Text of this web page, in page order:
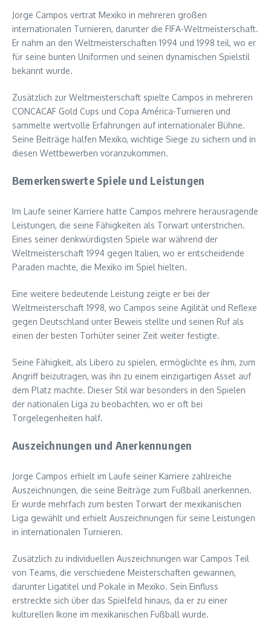
Jorge Campos vertrat Mexiko in mehreren großen
internationalen Turnieren, darunter die FIFA-Weltmeisterschaft.
Er nahm an den Weltmeisterschaften 1994 und 1998 teil, wo er
für seine bunten Uniformen und seinen dynamischen Spielstil
bekannt wurde.
Zusätzlich zur Weltmeisterschaft spielte Campos in mehreren
CONCACAF Gold Cups und Copa América-Turnieren und
sammelte wertvolle Erfahrungen auf internationaler Bühne.
Seine Beiträge halfen Mexiko, wichtige Siege zu sichern und in
diesen Wettbewerben voranzukommen.
Bemerkenswerte Spiele und Leistungen
Im Laufe seiner Karriere hatte Campos mehrere herausragende
Leistungen, die seine Fähigkeiten als Torwart unterstrichen.
Eines seiner denkwürdigsten Spiele war während der
Weltmeisterschaft 1994 gegen Italien, wo er entscheidende
Paraden machte, die Mexiko im Spiel hielten.
Eine weitere bedeutende Leistung zeigte er bei der
Weltmeisterschaft 1998, wo Campos seine Agilität und Reflexe
gegen Deutschland unter Beweis stellte und seinen Ruf als
einen der besten Torhüter seiner Zeit weiter festigte.
Seine Fähigkeit, als Libero zu spielen, ermöglichte es ihm, zum
Angriff beizutragen, was ihn zu einem einzigartigen Asset auf
dem Platz machte. Dieser Stil war besonders in den Spielen
der nationalen Liga zu beobachten, wo er oft bei
Torgelegenheiten half.
Auszeichnungen und Anerkennungen
Jorge Campos erhielt im Laufe seiner Karriere zahlreiche
Auszeichnungen, die seine Beiträge zum Fußball anerkennen.
Er wurde mehrfach zum besten Torwart der mexikanischen
Liga gewählt und erhielt Auszeichnungen für seine Leistungen
in internationalen Turnieren.
Zusätzlich zu individuellen Auszeichnungen war Campos Teil
von Teams, die verschiedene Meisterschaften gewannen,
darunter Ligatitel und Pokale in Mexiko. Sein Einfluss
erstreckte sich über das Spielfeld hinaus, da er zu einer
kulturellen Ikone im mexikanischen Fußball wurde.